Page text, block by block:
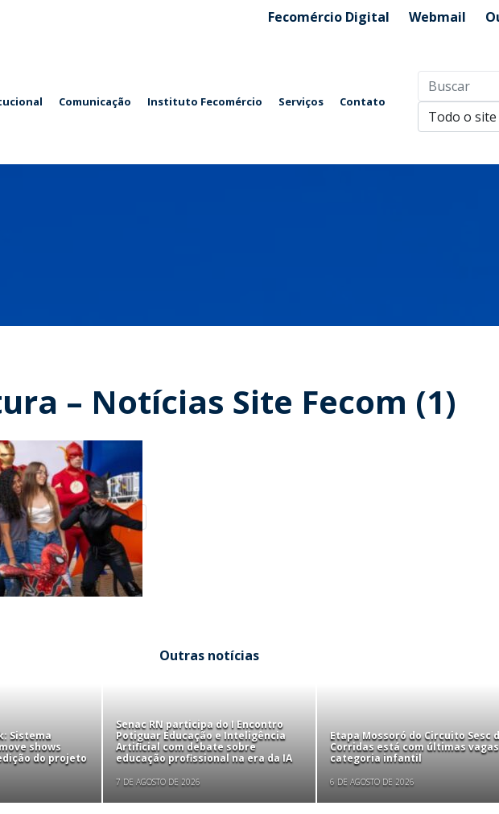
Fecomércio Digital Webmail
Comunicação Instituto Fecomércio Serviços Contato
– Notícias Site Fecom (1)
Outras notícias
Sistema
shows
do projeto
Senac RN participa do I Encontro
Potiguar Educação e Inteligência
Artificial com debate sobre
educação profissional na era da IA
7 DE AGOSTO DE 2026
Etapa Mossoró do Circuito Sesc
Corridas está com últimas
categoria infantil
6 DE AGOSTO DE 2026